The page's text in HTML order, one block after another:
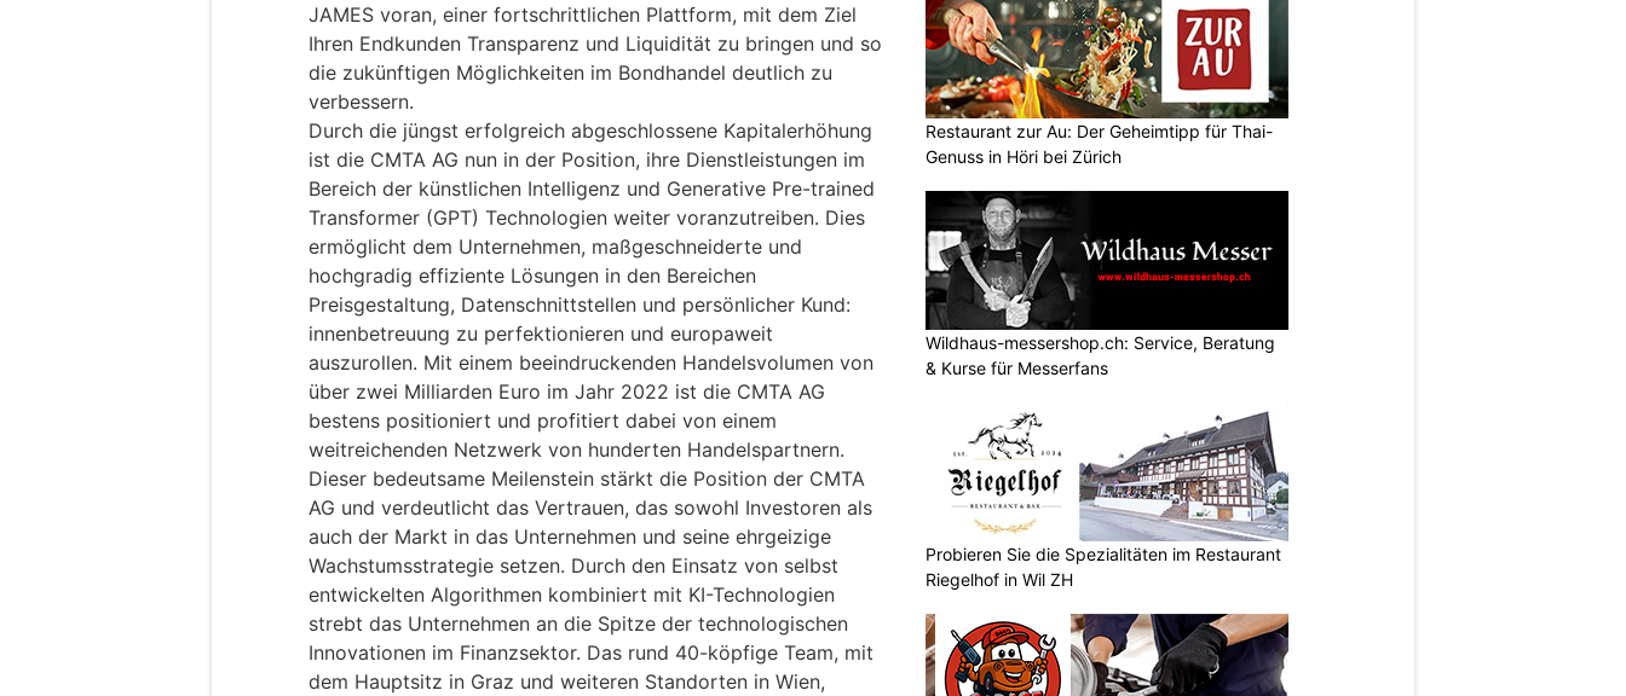
JAMES voran, einer fortschrittlichen Plattform, mit dem Ziel
Ihren Endkunden Transparenz und Liquidität zu bringen und so
die zukünftigen Möglichkeiten im Bondhandel deutlich zu
verbessern.
Durch die jüngst erfolgreich abgeschlossene Kapitalerhöhung
ist die CMTA AG nun in der Position, ihre Dienstleistungen im
Bereich der künstlichen Intelligenz und Generative Pre-trained
Transformer (GPT) Technologien weiter voranzutreiben. Dies
ermöglicht dem Unternehmen, maßgeschneiderte und
hochgradig effiziente Lösungen in den Bereichen
Preisgestaltung, Datenschnittstellen und persönlicher Kund:
innenbetreuung zu perfektionieren und europaweit
auszurollen. Mit einem beeindruckenden Handelsvolumen von
über zwei Milliarden Euro im Jahr 2022 ist die CMTA AG
bestens positioniert und profitiert dabei von einem
weitreichenden Netzwerk von hunderten Handelspartnern.
Dieser bedeutsame Meilenstein stärkt die Position der CMTA
AG und verdeutlicht das Vertrauen, das sowohl Investoren als
auch der Markt in das Unternehmen und seine ehrgeizige
Wachstumsstrategie setzen. Durch den Einsatz von selbst
entwickelten Algorithmen kombiniert mit KI-Technologien
strebt das Unternehmen an die Spitze der technologischen
Innovationen im Finanzsektor. Das rund 40-köpfige Team, mit
dem Hauptsitz in Graz und weiteren Standorten in Wien,
Restaurant zur Au: Der Geheimtipp für Thai-
Genuss in Höri bei Zürich
Wildhaus-messershop.ch: Service, Beratung
& Kurse für Messerfans
Probieren Sie die Spezialitäten im Restaurant
Riegelhof in Wil ZH